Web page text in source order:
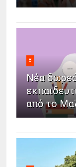
8
Νέα
από το